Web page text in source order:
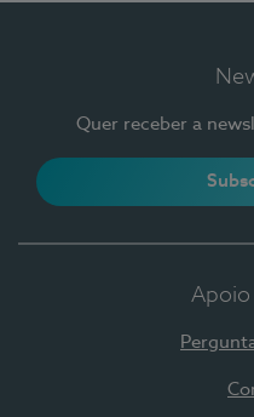
Quer receber a
Apoio